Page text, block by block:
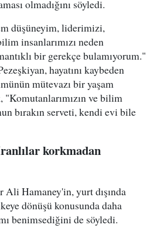
olmadığını söyledi.
düşüneyim, liderimizi,
insanlarımızı neden
bir gerekçe bulamıyorum."
hayatını kaybeden
mütevazı bir yaşam
ve bilim
bırakın serveti, kendi evi bile
korkmadan
Ali Hamaney'in, yurt dışında
dönüşü konusunda daha
benimsediğini de söyledi.